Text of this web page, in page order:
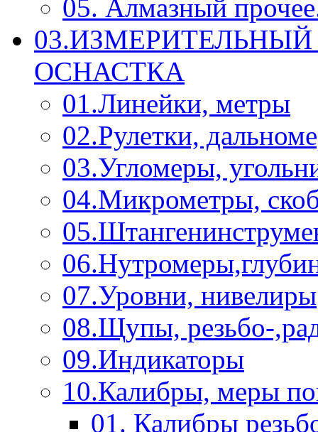
05. Алмазный
ОСНАСТКА
01.Линейки, метры
02.Рулетки,
03.Угломеры,
04.Микрометры,
07.Уровни, нивелиры
08.Щупы, резьбо-
09.Индикаторы
10.Калибры, меры
01. Калибры